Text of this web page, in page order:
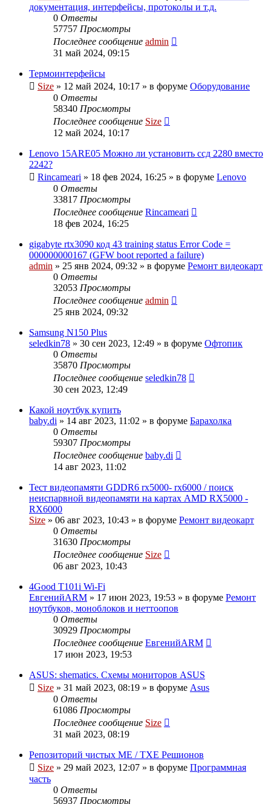
документация, интерфейсы, протоколы и т.д.
0 Ответы
57757 Просмотры
Последнее сообщение admin
31 май 2024, 09:15
Термоинтерфейсы
Size » 12 май 2024, 10:17 » в форуме Оборудование
0 Ответы
58340 Просмотры
Последнее сообщение Size
12 май 2024, 10:17
Lenovo 15ARE05 Можно ли установить ссд 2280 вместо
2242?
Rincameari » 18 фев 2024, 16:25 » в форуме Lenovo
0 Ответы
33817 Просмотры
Последнее сообщение Rincameari
18 фев 2024, 16:25
gigabyte rtx3090 код 43 training status Error Code =
000000000167 (GFW boot reported a failure)
admin » 25 янв 2024, 09:32 » в форуме Ремонт видеокарт
0 Ответы
32053 Просмотры
Последнее сообщение admin
25 янв 2024, 09:32
Samsung N150 Plus
seledkin78 » 30 сен 2023, 12:49 » в форуме Офтопик
0 Ответы
35870 Просмотры
Последнее сообщение seledkin78
30 сен 2023, 12:49
Какой ноутбук купить
baby.di » 14 авг 2023, 11:02 » в форуме Барахолка
0 Ответы
59307 Просмотры
Последнее сообщение baby.di
14 авг 2023, 11:02
Тест видеопамяти GDDR6 rx5000- rx6000 / поиск
неиспарвной видеопамяти на картах AMD RX5000 -
RX6000
Size » 06 авг 2023, 10:43 » в форуме Ремонт видеокарт
0 Ответы
31630 Просмотры
Последнее сообщение Size
06 авг 2023, 10:43
4Good T101i Wi-Fi
ЕвгенийARM » 17 июн 2023, 19:53 » в форуме Ремонт
ноутбуков, моноблоков и неттоопов
0 Ответы
30929 Просмотры
Последнее сообщение ЕвгенийARM
17 июн 2023, 19:53
ASUS: shematics. Схемы мониторов ASUS
Size » 31 май 2023, 08:19 » в форуме Asus
0 Ответы
61086 Просмотры
Последнее сообщение Size
31 май 2023, 08:19
Репозиторий чистых ME / TXE Решионов
Size » 29 май 2023, 12:07 » в форуме Программная
часть
0 Ответы
56937 Просмотры